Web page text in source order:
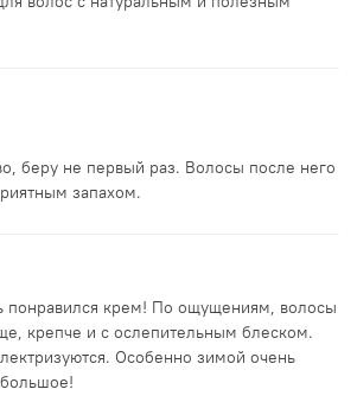
беру не первый раз. Волосы после него
запахом.
понравился крем! По ощущениям, волосы
крепче и с ослепительным блеском.
Особенно зимой очень